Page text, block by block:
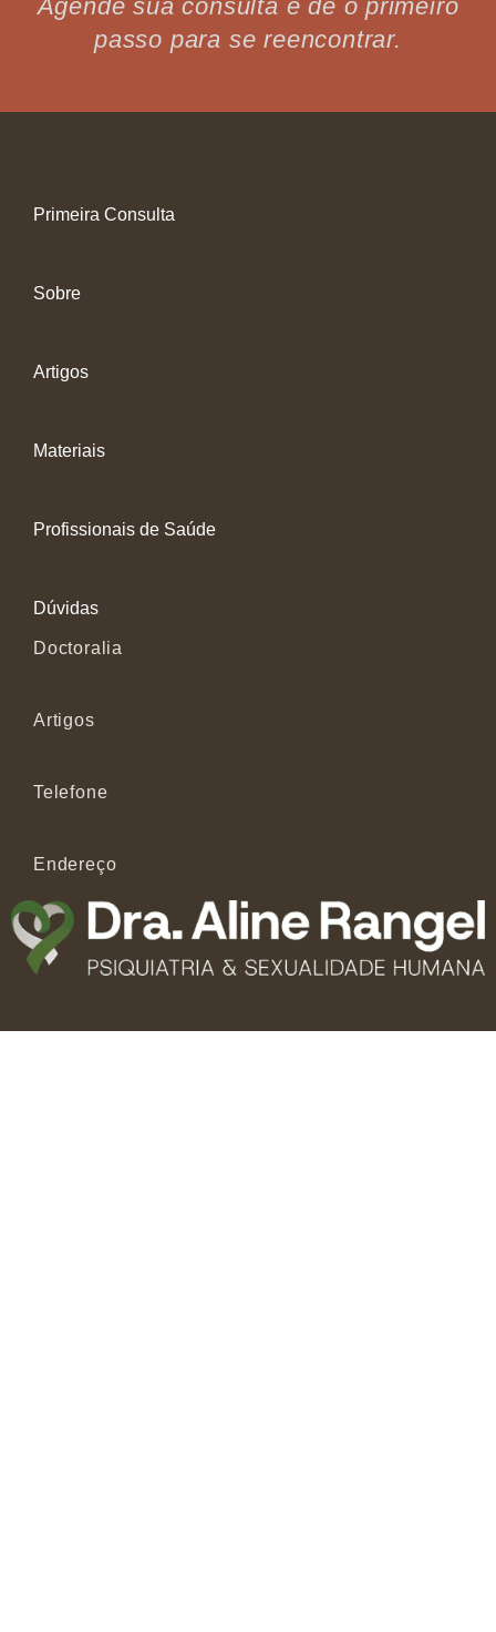
Agende sua consulta e dê o primeiro
passo para se reencontrar.
Primeira Consulta
Sobre
Artigos
Materiais
Profissionais de Saúde
Dúvidas
Doctoralia
Artigos
Telefone
Endereço